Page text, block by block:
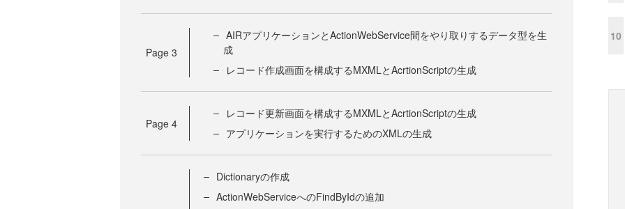
Page 3
AIRアプリケーションとActionWebService間をやり取りするデータ型を生
成
レコード作成画面を構成するMXMLとAcrtionScriptの生成
Page 4
レコード更新画面を構成するMXMLとAcrtionScriptの生成
アプリケーションを実行するためのXMLの生成
Dictionaryの作成
ActionWebServiceへのFindByIdの追加
10